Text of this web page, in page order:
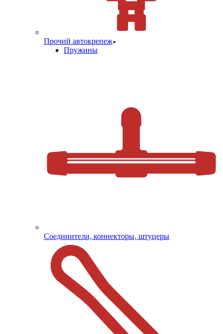
Прочий автокрепеж
Пружины
Соединители, коннекторы, штуцеры